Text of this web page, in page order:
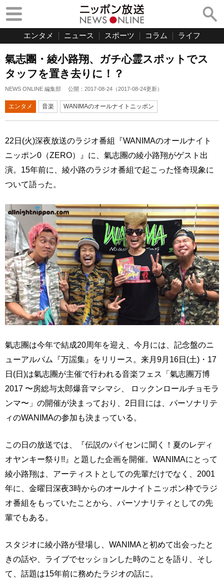
エンタメ ニュース スポーツ コラム ライフ
氣志團・綾小路翔、ガチ心霊スポットでス
タッフを置き去りに！？
NEWS ONLINE 編集部 公開： 2017-08-24 （2017-08-24更新）
エンタメ 音楽 WANIMAのオールナイトニッポン
22日(火)深夜放送のラジオ番組『WANIMAのオールナイト
ニッポン0（ZERO）』に、氣志團の綾小路翔がゲスト出
演。15年前に、綾小路のラジオ番組で起こった怪奇現象に
ついて語った。
氣志團は今年で結成20周年を迎え、今月には、記念盤のニ
ューアルバム『万謡集』をリリース。来月9月16日(土)・17
日(日)は氣志團が主催で行われる音楽フェス「氣志團万博
2017 〜房総与太郎爆音マシマシ、 ロックンロールチョモラ
ンマ〜」の開催が決まっており、2日目には、パーソナリテ
ィのWANIMAの参加も決まっている。
この日の放送では、『伝説のパイセンに聞く！夏のレディ
オヤンキー祭り!!』と題した企画を開催。WANIMAにとって
綾小路翔は、アーティストとしての先輩だけでなく、2001
年に、金曜日深夜3時からのオールナイトニッポン枠でラジ
オ番組をもっていたことから、パーソナリティとしての先
輩でもある。
スタジオに綾小路が登場し、WANIMAと初めて出会ったと
きの話や、ライブでセッションした時のことを語り、そし
て、話題は15年前に務めたラジオの話に。